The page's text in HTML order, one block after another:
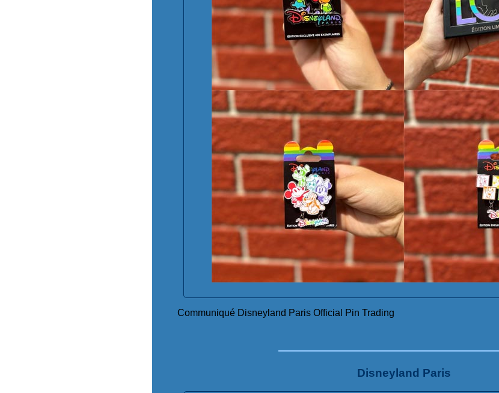
Communiqué Disneyland Paris Official Pin Trading
Disneyland Paris